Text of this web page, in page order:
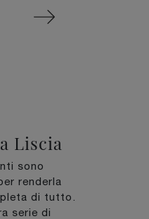
Liscia
sono
renderla
di tutto.
serie di